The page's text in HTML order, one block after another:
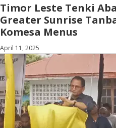
Timor Leste Tenki
Greater Sunrise
Komesa Menus
April 11, 2025